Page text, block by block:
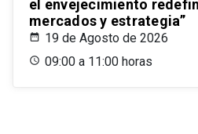
el envejecimiento
mercados y estrategia”
19 de Agosto de 2026
09:00 a 11:00 horas